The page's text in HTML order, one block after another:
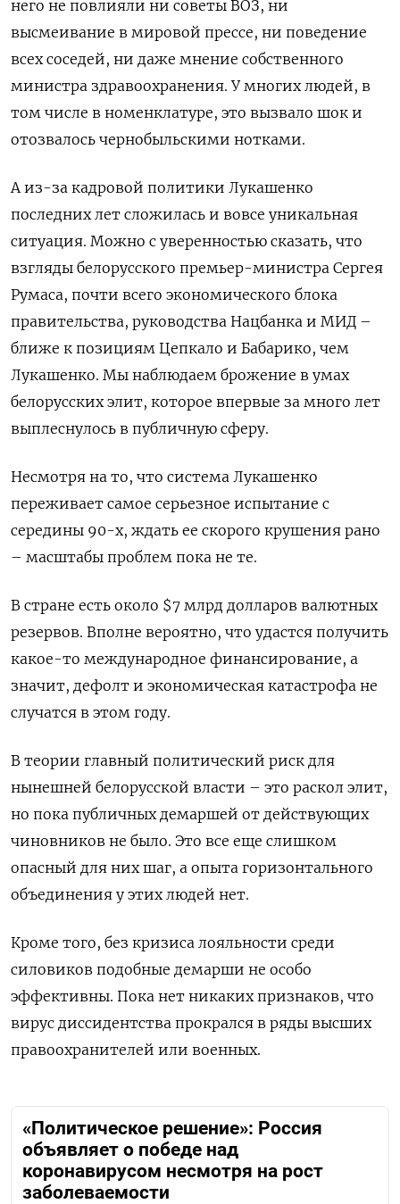
него не повлияли ни советы ВОЗ, ни
высмеивание в мировой прессе, ни поведение
всех соседей, ни даже мнение собственного
министра здравоохранения. У многих людей, в
том числе в номенклатуре, это вызвало шок и
отозвалось чернобыльскими нотками.
А из-за кадровой политики Лукашенко
последних лет сложилась и вовсе уникальная
ситуация. Можно с уверенностью сказать, что
взгляды белорусского премьер-министра Сергея
Румаса, почти всего экономического блока
правительства, руководства Нацбанка и МИД –
ближе к позициям Цепкало и Бабарико, чем
Лукашенко. Мы наблюдаем брожение в умах
белорусских элит, которое впервые за много лет
выплеснулось в публичную сферу.
Несмотря на то, что система Лукашенко
переживает самое серьезное испытание с
середины 90-х, ждать ее скорого крушения рано
– масштабы проблем пока не те.
В стране есть около $7 млрд долларов валютных
резервов. Вполне вероятно, что удастся получить
какое-то международное финансирование, а
значит, дефолт и экономическая катастрофа не
случатся в этом году.
В теории главный политический риск для
нынешней белорусской власти – это раскол элит,
но пока публичных демаршей от действующих
чиновников не было. Это все еще слишком
опасный для них шаг, а опыта горизонтального
объединения у этих людей нет.
Кроме того, без кризиса лояльности среди
силовиков подобные демарши не особо
эффективны. Пока нет никаких признаков, что
вирус диссидентства прокрался в ряды высших
правоохранителей или военных.
«Политическое решение»: Россия
объявляет о победе над
коронавирусом несмотря на рост
заболеваемости